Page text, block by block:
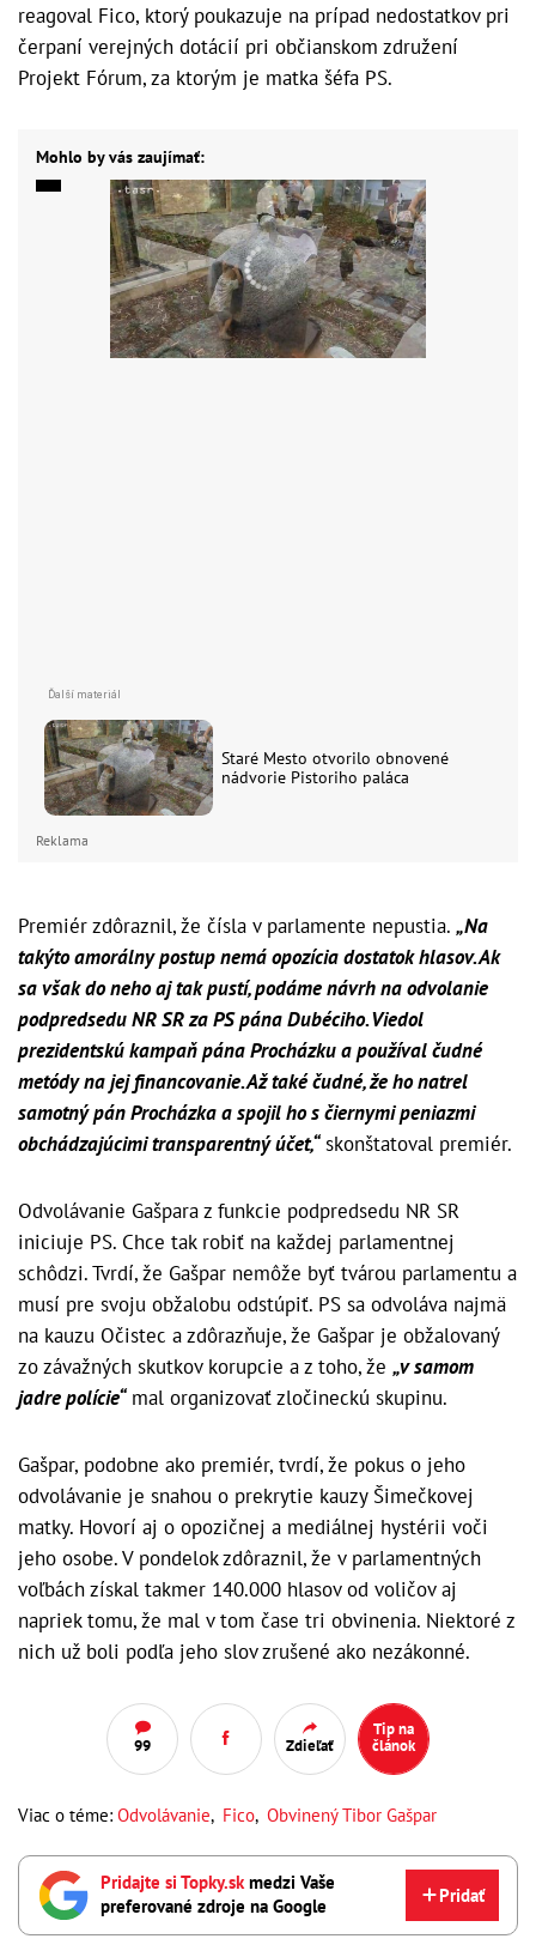
reagoval Fico, ktorý poukazuje na prípad nedostatkov pri
čerpaní verejných dotácií pri občianskom združení
Projekt Fórum, za ktorým je matka šéfa PS.
Mohlo by vás zaujímať:
Staré Mesto otvorilo obnovené
nádvorie Pistoriho paláca
Reklama
Premiér zdôraznil, že čísla v parlamente nepustia. „Na
takýto amorálny postup nemá opozícia dostatok hlasov. Ak
sa však do neho aj tak pustí, podáme návrh na odvolanie
podpredsedu NR SR za PS pána Dubéciho. Viedol
prezidentskú kampaň pána Procházku a používal čudné
metódy na jej financovanie. Až také čudné, že ho natrel
samotný pán Procházka a spojil ho s čiernymi peniazmi
obchádzajúcimi transparentný účet,“skonštatoval premiér.
Odvolávanie Gašpara z funkcie podpredsedu NR SR
iniciuje PS. Chce tak robiť na každej parlamentnej
schôdzi. Tvrdí, že Gašpar nemôže byť tvárou parlamentu a
musí pre svoju obžalobu odstúpiť. PS sa odvoláva najmä
na kauzu Očistec a zdôrazňuje, že Gašpar je obžalovaný
zo závažných skutkov korupcie a z toho, že „v samom
jadre polície“mal organizovať zločineckú skupinu.
Gašpar, podobne ako premiér, tvrdí, že pokus o jeho
odvolávanie je snahou o prekrytie kauzy Šimečkovej
matky. Hovorí aj o opozičnej a mediálnej hystérii voči
jeho osobe. V pondelok zdôraznil, že v parlamentných
voľbách získal takmer 140.000 hlasov od voličov aj
napriek tomu, že mal v tom čase tri obvinenia. Niektoré z
nich už boli podľa jeho slov zrušené ako nezákonné.
99 Zdieľať
Tip na
článok
Viac o téme: Odvolávanie, Fico, Obvinený Tibor Gašpar
Pridajte si Topky.skmedzi Vaše
preferované zdroje na Google
Pridať